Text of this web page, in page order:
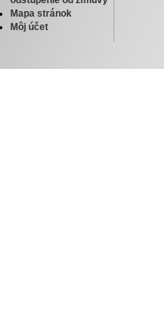
Mapa stránok
Môj účet